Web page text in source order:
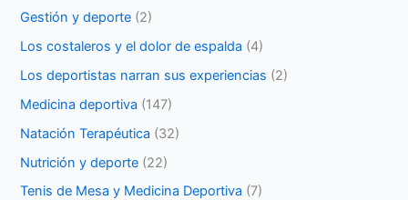
Gestión y deporte (2)
Los costaleros y el dolor de espalda (4)
Los deportistas narran sus experiencias (2)
Medicina deportiva (147)
Natación Terapéutica (32)
Nutrición y deporte (22)
Tenis de Mesa y Medicina Deportiva (7)